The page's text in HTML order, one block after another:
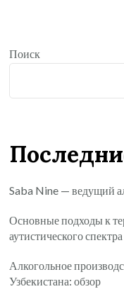
Поиск
Saba Nine — ведущий
Основные подходы к
аутистического
Алкогольное
Узбекистана: обзор